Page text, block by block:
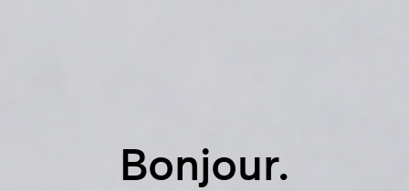
Bonjour.